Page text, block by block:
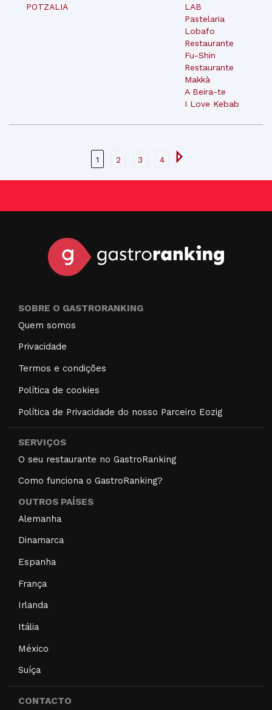
POTZALIA
LAB
Pastelaria
Lobafo
Restaurante
Fu-Shin
Restaurante
Makkà
A Beira-te
I Love Kebab
1 2 3 4
SOBRE O GASTRORANKING
Quem somos
Privacidade
Termos e condições
Política de cookies
Política de Privacidade do nosso Parceiro Eozig
SERVIÇOS
O seu restaurante no GastroRanking
Como funciona o GastroRanking?
OUTROS PAÍSES
Alemanha
Dinamarca
Espanha
França
Irlanda
Itália
México
Suíça
CONTACTO